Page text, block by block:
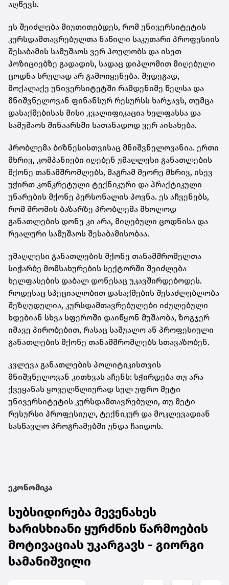
აღწევს.
ეს შეიძლება მიუთითებდეს, რომ უნივერსიტეტის
კურსდამთავრებულთა ნაწილი საკუთარი პროფესიის
შესაბამის სამუშაოს ვერ პოულობს და ისეთ
პოზიციებზე გადადის, სადაც დიპლომით მიღებული
ცოდნა სრულად არ გამოიყენება. შედეგად,
მოქალაქე უნივერსიტეტში რამდენიმე წელსა და
მნიშვნელოვან ფინანსურ რესურსს ხარჯავს, თუმცა
დასაქმებისას მისი კვალიფიკაცია ხელფასსა და
სამუშაოს შინაარსში სათანადოდ ვერ აისახება.
პრობლემა ბიზნესისთვისაც მნიშვნელოვანია. ერთი
მხრივ, კომპანიები იღებენ უმაღლესი განათლების
მქონე თანამშრომლებს, მაგრამ მეორე მხრივ, ისევ
უჭირთ კონკრეტული ტექნიკური და პრაქტიკული
უნარების მქონე პერსონალის პოვნა. ეს აჩვენებს,
რომ შრომის ბაზარზე პრობლემა მხოლოდ
განათლების დონე კი არა, მიღებული ცოდნისა და
რეალური სამუშაოს შესაბამისობაა.
უმაღლესი განათლების მქონე თანამშრომელთა
სიჭარბე მომსახურების სექტორში შეიძლება
ხელფასების დაბალ დონესაც უკავშირდებოდეს.
როდესაც სპეციალობით დასაქმების შესაძლებლობა
შეზღუდულია, კურსდამთავრებულები იძულებული
ხდებიან სხვა სფეროში დაიწყონ მუშაობა, ზოგჯერ
იმავე პირობებით, რასაც საშუალო ან პროფესიული
განათლების მქონე თანამშრომლებს სთავაზობენ.
კვლევა განათლების პოლიტიკისთვის
მნიშვნელოვან კითხვას აჩენს: სჭირდება თუ არა
ქვეყანას ყოველწლიურად სულ უფრო მეტი
უნივერსიტეტის კურსდამთავრებული, თუ მეტი
რესურსი პროფესიულ, ტექნიკურ და მოკლევადიან
სასწავლო პროგრამებში უნდა ჩაიდოს.
ეკონომიკა
სუბსიდირება მევენახეს
ხარისხიანი ყურძნის წარმოების
მოტივაციას უკარგავს - გიორგი
სამანიშვილი